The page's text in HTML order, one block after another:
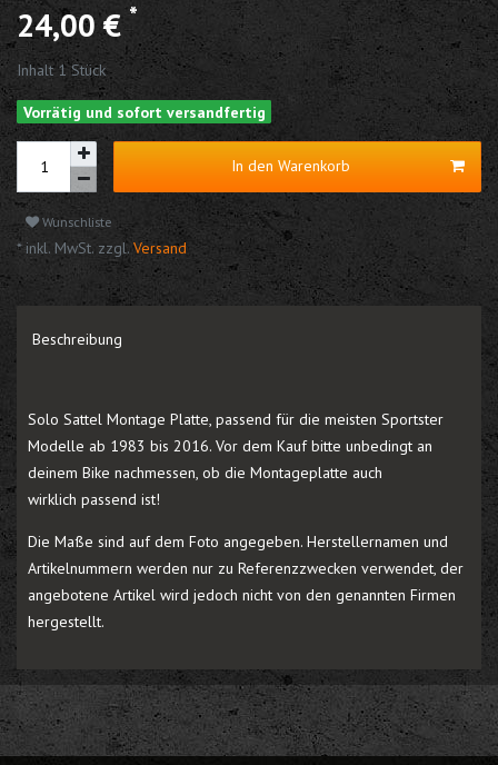
24,00 € *
Inhalt1Stück
Vorrätig und sofort versandfertig
In den Warenkorb
Wunschliste
* inkl. MwSt. zzgl.Versand
Beschreibung
Solo Sattel Montage Platte, passend für die meisten Sportster
Modelle ab 1983 bis 2016. Vor dem Kauf bitte unbedingt an
deinem Bike nachmessen, ob die Montageplatte auch
wirklich passend ist!
Die Maße sind auf dem Foto angegeben. Herstellernamen und
Artikelnummern werden nur zu Referenzzwecken verwendet, der
angebotene Artikel wird jedoch nicht von den genannten Firmen
hergestellt.